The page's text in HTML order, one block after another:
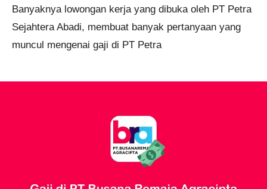
Banyaknya lowongan kerja yang dibuka oleh PT Petra
Sejahtera Abadi, membuat banyak pertanyaan yang
muncul mengenai gaji di PT Petra